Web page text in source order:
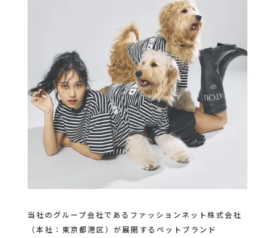
当社のグループ会社であるファッションネット株式会社
（本社：東京都港区）が展開するペットブランド